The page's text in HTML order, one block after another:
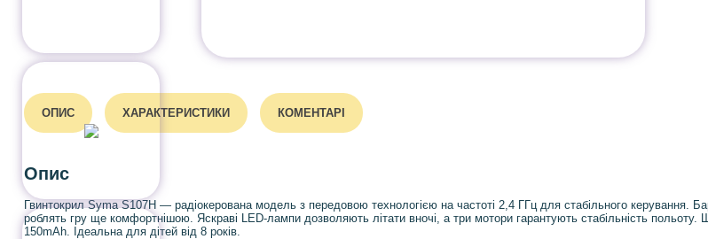
ОПИС ХАРАКТЕРИСТИКИ КОМЕНТАРІ
Опис
Гвинтокрил Syma S107H — радіокерована модель з передовою технологією на частоті 2,4 ГГц для стабільного керування.
роблять гру ще комфортнішою. Яскраві LED-лампи дозволяють літати вночі, а три мотори гарантують стабільність
150mAh. Ідеальна для дітей від 8 років.